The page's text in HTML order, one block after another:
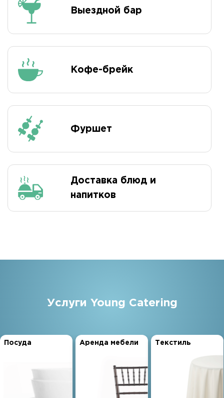
Выездной бар
Кофе-брейк
Фуршет
Доставка блюд и
напитков
Услуги Young Catering
Посуда Аренда мебели Текстиль